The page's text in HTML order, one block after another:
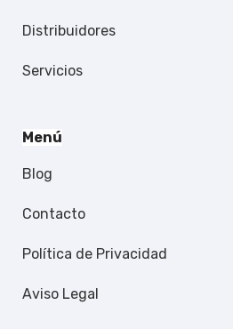
Distribuidores
Servicios
Menú
Blog
Contacto
Política de Privacidad
Aviso Legal